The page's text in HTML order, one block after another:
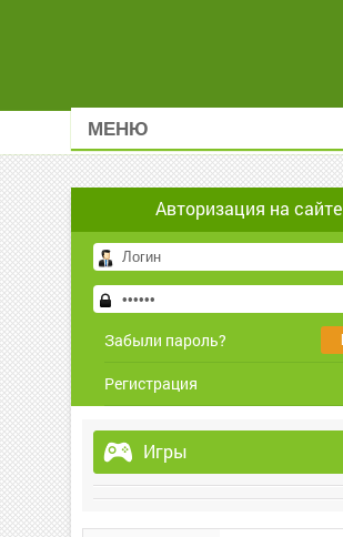
МЕНЮ
Авторизация на сайте
Забыли пароль?
Регистрация
Игры